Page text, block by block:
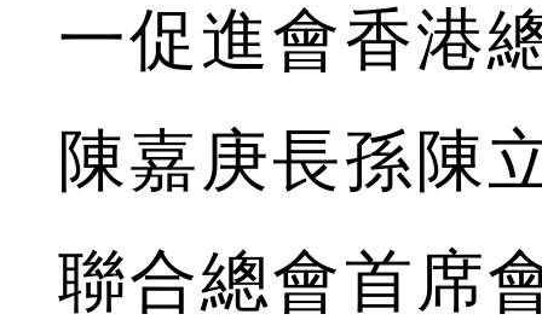
一促進會香港
陳嘉庚長孫陳
聯合總會首席